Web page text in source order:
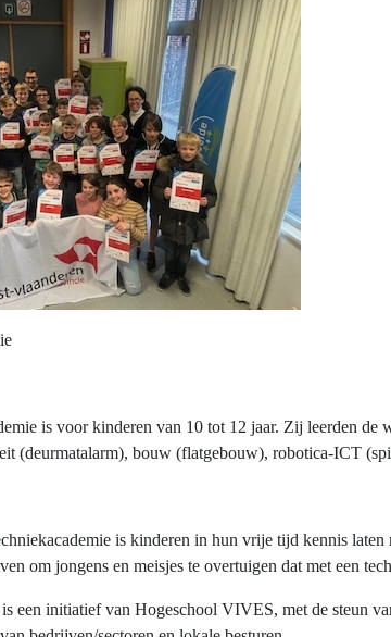
is voor kinderen van 10 tot 12 jaar. Zij leerden
(deurmatalarm), bouw (flatgebouw), robotica-ICT
is kinderen in hun vrije tijd kennis
om jongens en meisjes te overtuigen dat met een
een initiatief van Hogeschool VIVES, met de steun